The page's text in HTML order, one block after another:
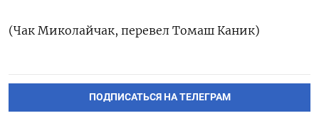
(Чак Миколайчак, перевел Томаш Каник)
ПОДПИСАТЬСЯ НА ТЕЛЕГРАМ